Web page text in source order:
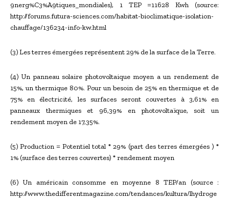
9nerg%C3%A9tiques_mondiales), 1 TEP =11628 Kwh (source:
http://forums.futura-sciences.com/habitat-bioclimatique-isolation-
chauffage/136234-info-kw.html
(3) Les terres émergées représentent 29% de la surface de la Terre.
(4) Un panneau solaire photovoltaique moyen a un rendement de
15%, un thermique 80%. Pour un besoin de 25% en thermique et de
75% en électricité, les surfaces seront couvertes à 3,61% en
panneaux thermiques et 96,39% en photovoltaïque, soit un
rendement moyen de 17,35%.
(5) Production = Potentiel total * 29% (part des terres émergées ) *
1% (surface des terres couvertes) * rendement moyen
(6) Un américain consomme en moyenne 8 TEP/an (source :
http://www.thedifferentmagazine.com/tendances/kultura/lhydroge